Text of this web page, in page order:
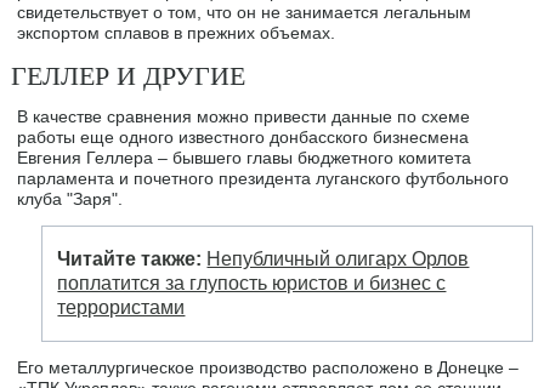
свидетельствует о том, что он не занимается легальным
экспортом сплавов в прежних объемах.
ГЕЛЛЕР И ДРУГИЕ
В качестве сравнения можно привести данные по схеме
работы еще одного известного донбасского бизнесмена
Евгения Геллера – бывшего главы бюджетного комитета
парламента и почетного президента луганского футбольного
клуба "Заря".
Читайте также: Непубличный олигарх Орлов
поплатится за глупость юристов и бизнес с
террористами
Его металлургическое производство расположено в Донецке –